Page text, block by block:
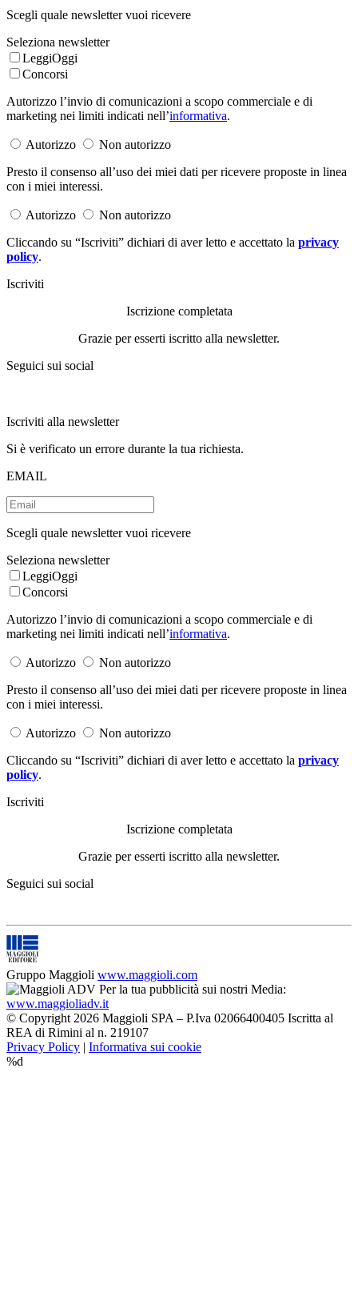
Scegli quale newsletter vuoi ricevere
Seleziona newsletter
LeggiOggi
Concorsi
Autorizzo l’invio di comunicazioni a scopo commerciale e di
marketing nei limiti indicati nell’informativa.
Autorizzo
Non autorizzo
Presto il consenso all’uso dei miei dati per ricevere proposte in linea
con i miei interessi.
Autorizzo
Non autorizzo
Cliccando su “Iscriviti” dichiari di aver letto e accettato la privacy
policy.
Iscriviti
Iscrizione completata
Grazie per esserti iscritto alla newsletter.
Seguici sui social
Iscriviti alla newsletter
Si è verificato un errore durante la tua richiesta.
EMAIL
Scegli quale newsletter vuoi ricevere
Seleziona newsletter
LeggiOggi
Concorsi
Autorizzo l’invio di comunicazioni a scopo commerciale e di
marketing nei limiti indicati nell’informativa.
Autorizzo
Non autorizzo
Presto il consenso all’uso dei miei dati per ricevere proposte in linea
con i miei interessi.
Autorizzo
Non autorizzo
Cliccando su “Iscriviti” dichiari di aver letto e accettato la privacy
policy.
Iscriviti
Iscrizione completata
Grazie per esserti iscritto alla newsletter.
Seguici sui social
Gruppo Maggioli www.maggioli.com
Per la tua pubblicità sui nostri Media:
www.maggioliadv.it
© Copyright 2026 Maggioli SPA – P.Iva 02066400405 Iscritta al
REA di Rimini al n. 219107
Privacy Policy | Informativa sui cookie
%d